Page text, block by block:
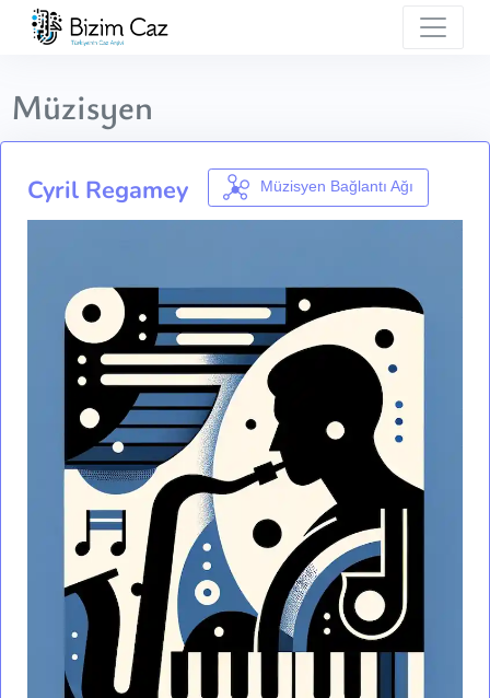
Müzisyen
Cyril Regamey Müzisyen Bağlantı Ağı